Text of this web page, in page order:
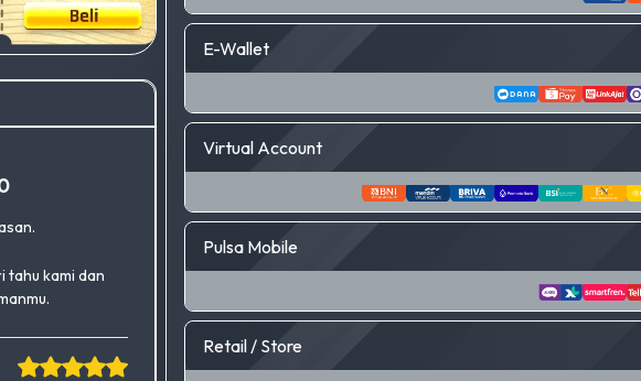
tahu kami dan
E-Wallet
Virtual Account
Pulsa Mobile
Retail / Store